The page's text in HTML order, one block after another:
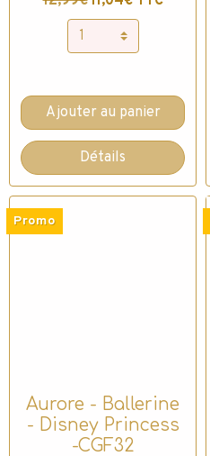
Ajouter au panier
Détails
Promo
Aurore - Ballerine
- Disney Princess
-CGF32